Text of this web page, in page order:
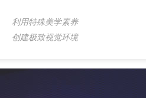
利用特殊美学素养
创建极致视觉环境